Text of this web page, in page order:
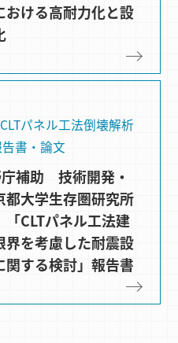
おける高耐力化と設
CLTパネル⼯法倒壊解析
書・論文
補助 技術開発・
都大学生存圏研究所
「CLTパネル工法建
界を考慮した耐震設
関する検討」報告書